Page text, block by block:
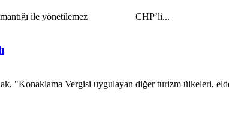
mantığı ile yönetilemez CHP’li...
"Konaklama Vergisi uygulayan diğer turizm ülkeleri,